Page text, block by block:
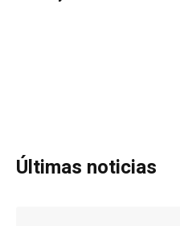
Últimas noticias